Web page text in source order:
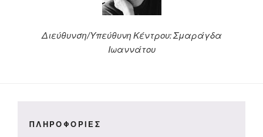
Διεύθυνση/Υπεύθυνη Κέντρου: Σμαράγδα
Ιωαννάτου
ΠΛΗΡΟΦΟΡΙΕΣ